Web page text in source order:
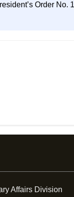
Order No.
Affairs Division